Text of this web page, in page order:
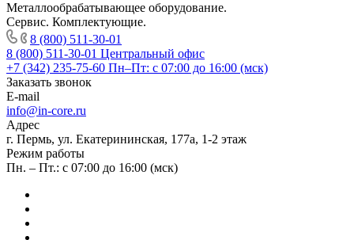
Металлообрабатывающее оборудование.
Сервис. Комплектующие.
8 (800) 511-30-01
8 (800) 511-30-01 Центральный офис
+7 (342) 235-75-60 Пн–Пт: с 07:00 до 16:00 (мск)
Заказать звонок
E-mail
info@in-core.ru
Адрес
г. Пермь, ул. ​Екатерининская, 177а, ​1-2 этаж
Режим работы
Пн. – Пт.: с 07:00 до 16:00 (мск)